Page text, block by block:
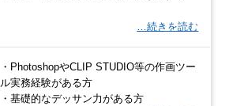
…続きを読む
・PhotoshopやCLIP STUDIO等の作画ツー
ル実務経験がある方
・基礎的なデッサン力がある方